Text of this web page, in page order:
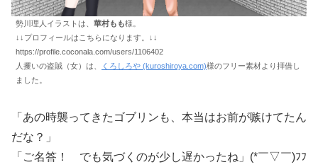
勢川理人イラストは、 華村もも様。
↓↓プロフィールはこちらになります。↓↓
https://profile.coconala.com/users/1106402
人攫いの盗賊（女）は、
くろしろや (kuroshiroya.com)様のフリー素材より拝借し
ました。
「あの時襲ってきたゴブリンも、本当はお前が嗾けてたん
だな？」
「ご名答！ でも気づくのが少し遅かったね」(*￣▽￣)ﾌﾌ